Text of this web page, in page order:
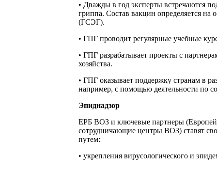
• Дважды в год эксперты встречаются
гриппа. Состав вакцин определяется
(ГСЭГ).
• ГПГ проводит регулярные учебные
• ГПГ разрабатывает проекты с
хозяйства.
• ГПГ оказывает поддержку странам в
например, с помощью деятельности по
Эпиднадзор
ЕРБ ВОЗ и ключевые партнеры
сотрудничающие центры ВОЗ) ставят
путем:
• укрепления вирусологического и